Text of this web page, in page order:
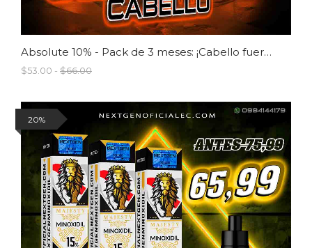
Absolute 10% - Pack de 3 meses: ¡Cabello fuerte y saludable al alcance!
$53.00 - $66.00
20%